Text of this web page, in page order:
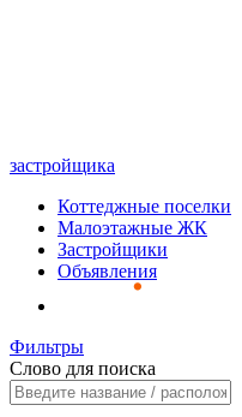
застройщика
Коттеджные поселки
Малоэтажные ЖК
Застройщики
Объявления
Фильтры
Слово для поиска